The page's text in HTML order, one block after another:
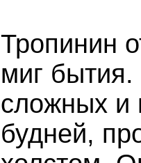
Тропинин
миг бытия.
сложных и
будней,